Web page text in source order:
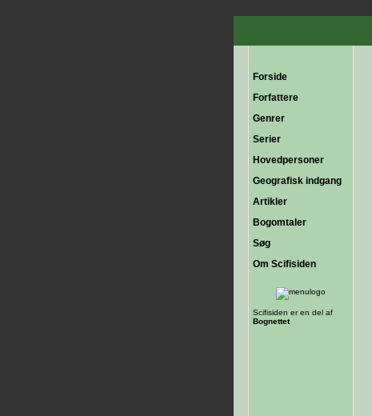
Forside
Forfattere
Genrer
Serier
Hovedpersoner
Geografisk indgang
Artikler
Bogomtaler
Søg
Om Scifisiden
Scifisiden er en del af
Bognettet